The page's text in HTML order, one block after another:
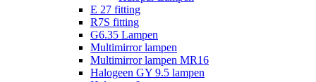
E 27 fitting
R7S fitting
G6.35 Lampen
Multimirror lampen
Multimirror lampen MR16
Halogeen GY 9.5 lampen